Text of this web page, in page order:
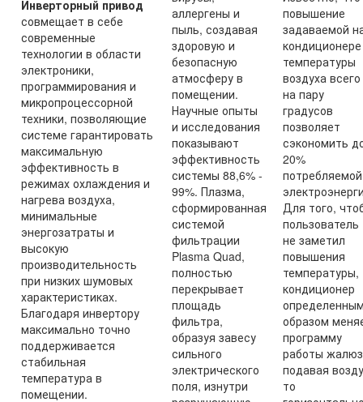
Инверторный привод
совмещает в себе
современные
технологии в области
электроники,
программирования и
микропроцессорной
техники, позволяющие
системе гарантировать
максимальную
эффективность в
режимах охлаждения и
нагрева воздуха,
минимальные
энергозатраты и
высокую
производительность
при низких шумовых
характеристиках.
Благодаря инвертору
максимально точно
поддерживается
стабильная
температура в
помещении.
аллергены и
пыль, создавая
здоровую и
безопасную
атмосферу в
помещении.
Научные опыты
и исследования
показывают
эффективность
системы 88,6% -
99%. Плазма,
сформированная
системой
фильтрации
Plasma Quad,
полностью
перекрывает
площадь
фильтра,
образуя завесу
сильного
электрического
поля, изнутри
повышение
задаваемой
кондиционере
температуры
воздуха всего
на пару
градусов
позволяет
сэкономить
20%
потребляемой
Для того,
пользователь
не заметил
повышения
температуры,
кондиционер
образом
программу
работы
подавая
то